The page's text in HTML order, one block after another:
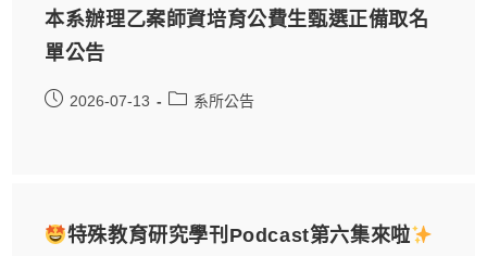
本系辦理乙案師資培育公費生甄選正備取名
單公告
2026-07-13 系所公告
特殊教育研究學刊Podcast第六集來啦